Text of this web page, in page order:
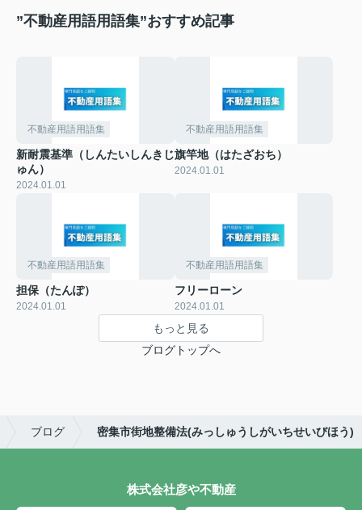
”不動産用語用語集”おすすめ記事
不動産用語用語集
新耐震基準（しんたいしんきじ
ゅん）
2024.01.01
不動産用語用語集
旗竿地（はたざおち）
2024.01.01
不動産用語用語集
担保（たんぽ）
2024.01.01
不動産用語用語集
フリーローン
2024.01.01
もっと見る
ブログトップへ
ブログ 密集市街地整備法(みっしゅうしがいちせいびほう)
株式会社彦や不動産